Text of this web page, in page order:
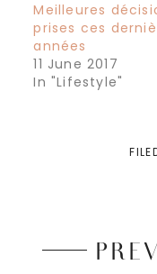
Meilleures
prises ces
années
11 June 2017
In "Lifestyle"
PREV